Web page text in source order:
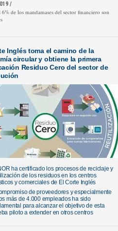
/
6% de los mandamases del sector financiero son
Inglés toma el camino de la
circular y obtiene la primera
Residuo Cero del sector de
ha certificado los procesos de reciclaje y
de los residuos en los centros
y comerciales de El Corte Inglés
de proveedores y especialmente
más de 4.000 empleados ha sido
para alcanzar el objetivo de esta
piloto a extender en otros centros